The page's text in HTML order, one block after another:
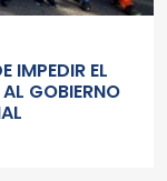
IMPEDIR EL
GOBIERNO